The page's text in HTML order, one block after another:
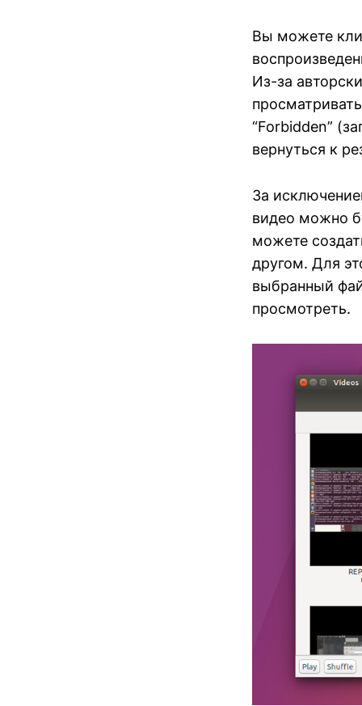
Вы можете
Из-за
“Forbidden”
вернуться к
За
видео можно
можете
другом. Для
выбранный
просмотреть.